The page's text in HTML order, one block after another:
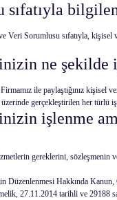
sıfatıyla
Veri Sorumlusu sıfatıyla, kişisel
ne şekilde
ile paylaştığınız
üzerinde gerçekleştirilen her
işlenme
gereklerini, sözleşmenin
Düzenlenmesi Hakkında
27.11.2014 tarihli ve